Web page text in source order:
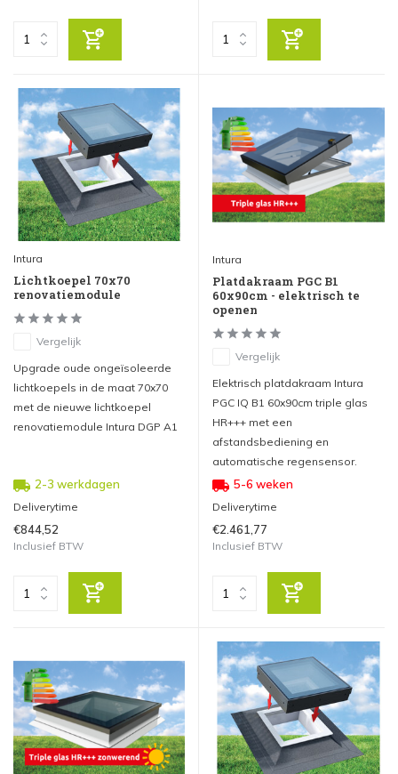
Intura
Lichtkoepel 70x70
renovatiemodule
Vergelijk
Upgrade oude ongeïsoleerde
lichtkoepels in de maat 70x70
met de nieuwe lichtkoepel
renovatiemodule Intura DGP A1
2-3 werkdagen
Deliverytime
€844,52
Inclusief BTW
Intura
Platdakraam PGC B1
60x90cm - elektrisch te
openen
Vergelijk
Elektrisch platdakraam Intura
PGC IQ B1 60x90cm triple glas
HR+++ met een
afstandsbediening en
automatische regensensor.
5-6 weken
Deliverytime
€2.461,77
Inclusief BTW